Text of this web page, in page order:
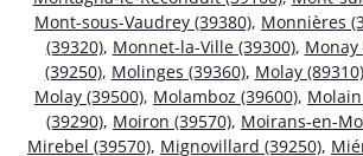
Mont-sous-Vaudrey (39380), Monnières
(39320), Monnet-la-Ville (39300), Monay
(39250), Molinges (39360), Molay (89310)
Molay (39500), Molamboz (39600),
(39290), Moiron (39570), Moirans-en-
Mirebel (39570), Mignovillard (39250),